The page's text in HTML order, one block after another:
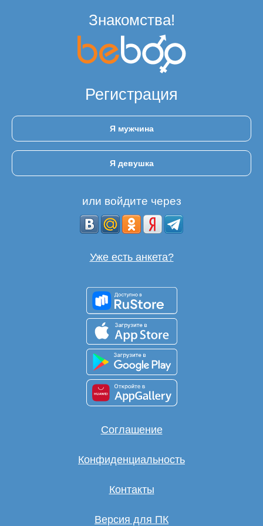
Знакомства!
Регистрация
Я мужчина
Я девушка
или войдите через
Уже есть анкета?
Соглашение
Конфиденциальность
Контакты
Версия для ПК